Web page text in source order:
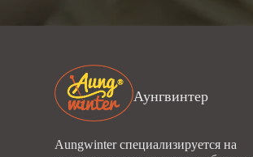
Аунгвинтер
Aungwinter специализируется на